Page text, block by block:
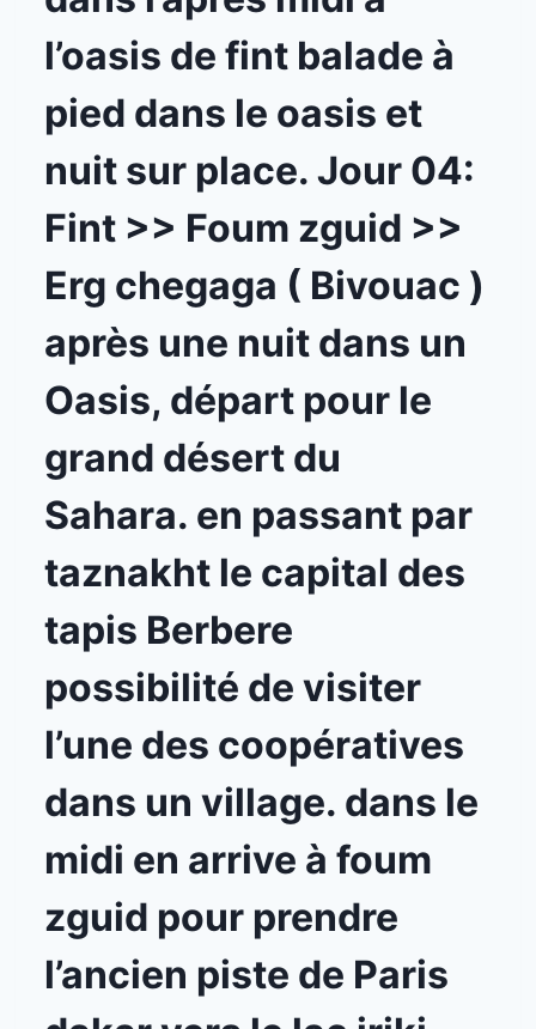
l’oasis de fint balade à
pied dans le oasis et
nuit sur place. Jour 04:
Fint >> Foum zguid >>
Erg chegaga ( Bivouac )
après une nuit dans un
Oasis, départ pour le
grand désert du
Sahara. en passant par
taznakht le capital des
tapis Berbere
possibilité de visiter
l’une des coopératives
dans un village. dans le
midi en arrive à foum
zguid pour prendre
l’ancien piste de Paris